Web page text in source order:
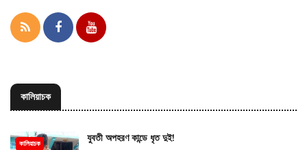
কালিয়াচক
কালিয়াচক যুবতী অপহরণ কান্ডে ধৃত দুই!